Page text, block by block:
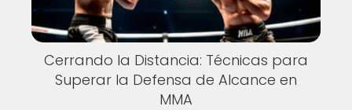
Cerrando la Distancia: Técnicas para
Superar la Defensa de Alcance en
MMA